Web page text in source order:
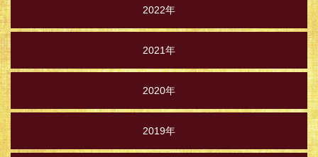
2022年
2021年
2020年
2019年